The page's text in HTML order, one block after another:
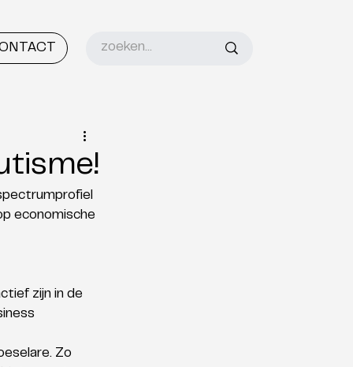
economische
zijn in de
Zo